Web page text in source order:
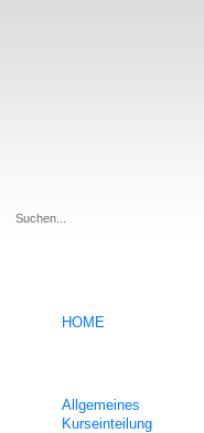
HOME
Allgemeines
Kurseinteilung